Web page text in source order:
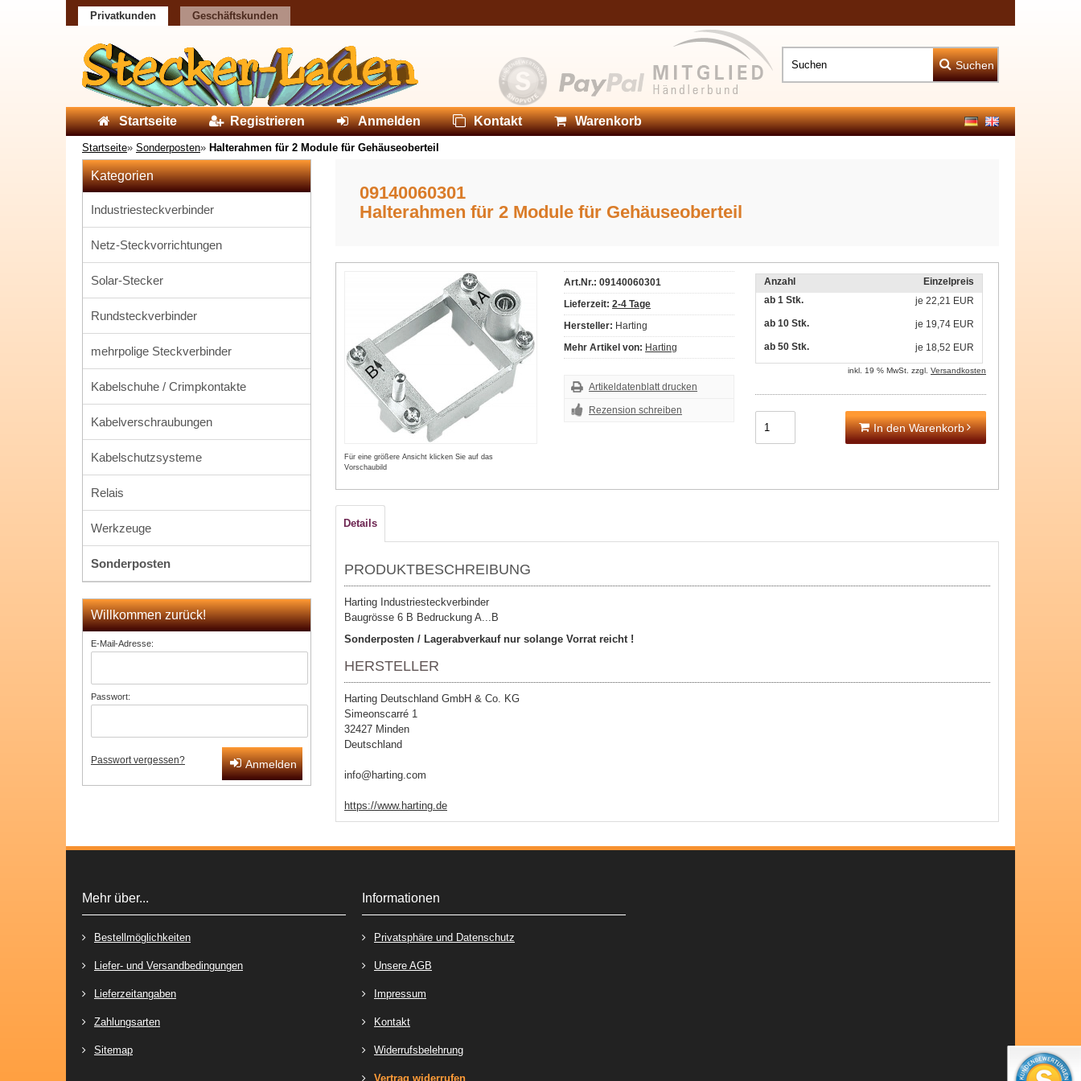
Privatkunden Geschäftskunden
Suchen
Startseite Registrieren Anmelden Kontakt Warenkorb
Startseite» Sonderposten» Halterahmen für 2 Module für Gehäuseoberteil
09140060301
Halterahmen für 2 Module für Gehäuseoberteil
Für eine größere Ansicht klicken Sie auf das
Vorschaubild
Art.Nr.: 09140060301
Lieferzeit: 2-4 Tage
Hersteller: Harting
Mehr Artikel von: Harting
Artikeldatenblatt drucken
Rezension schreiben
Anzahl
Einzelpreis
ab 1 Stk.
je22,21 EUR
ab 10 Stk.
je 19,74 EUR
ab 50 Stk.
je 18,52 EUR
inkl. 19 % MwSt. zzgl. Versandkosten
In den Warenkorb
Details
PRODUKTBESCHREIBUNG
Harting Industriesteckverbinder
Baugrösse 6 B Bedruckung A...B
Sonderposten / Lagerabverkauf nur solange Vorrat reicht !
HERSTELLER
Harting Deutschland GmbH & Co. KG
Simeonscarré 1
32427 Minden
Deutschland
info@harting.com
https://www.harting.de
Kategorien
Industriesteckverbinder
Netz-Steckvorrichtungen
Solar-Stecker
Rundsteckverbinder
mehrpolige Steckverbinder
Kabelschuhe / Crimpkontakte
Kabelverschraubungen
Kabelschutzsysteme
Relais
Werkzeuge
Sonderposten
Willkommen zurück!
E-Mail-Adresse:
Passwort:
Passwort vergessen? Anmelden
Mehr über...
Bestellmöglichkeiten
Liefer- und Versandbedingungen
Lieferzeitangaben
Zahlungsarten
Sitemap
Informationen
Privatsphäre und Datenschutz
Unsere AGB
Impressum
Kontakt
Widerrufsbelehrung
Vertrag widerrufen